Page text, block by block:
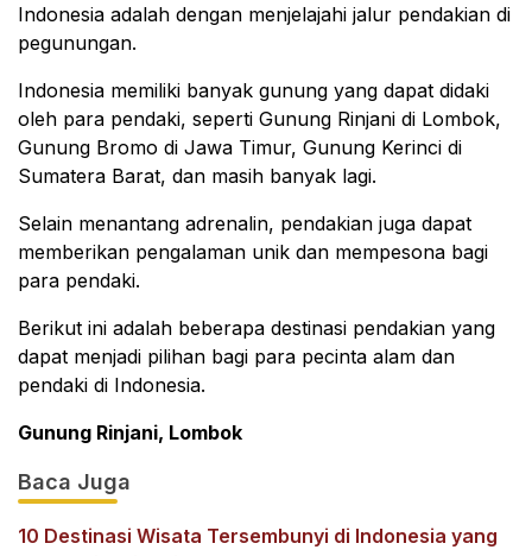
Indonesia adalah dengan menjelajahi jalur pendakian di
pegunungan.
Indonesia memiliki banyak gunung yang dapat didaki
oleh para pendaki, seperti Gunung Rinjani di Lombok,
Gunung Bromo di Jawa Timur, Gunung Kerinci di
Sumatera Barat, dan masih banyak lagi.
Selain menantang adrenalin, pendakian juga dapat
memberikan pengalaman unik dan mempesona bagi
para pendaki.
Berikut ini adalah beberapa destinasi pendakian yang
dapat menjadi pilihan bagi para pecinta alam dan
pendaki di Indonesia.
Gunung Rinjani, Lombok
Baca Juga
10 Destinasi Wisata Tersembunyi di Indonesia yang